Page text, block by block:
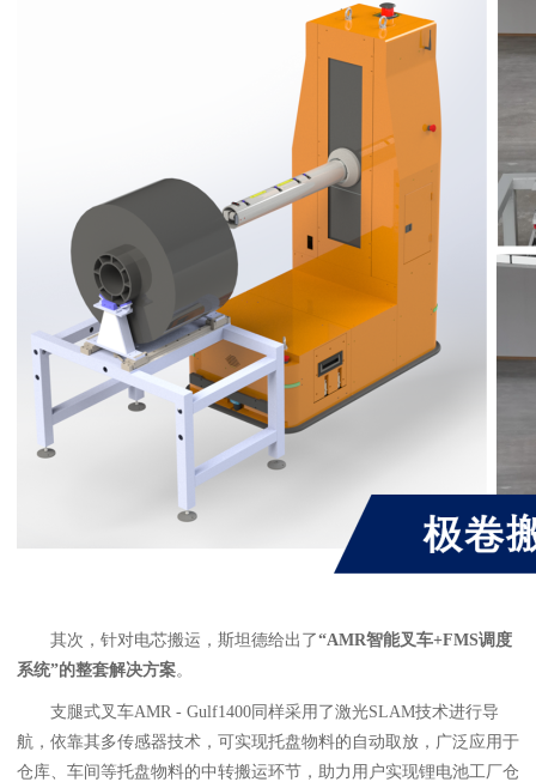
其次，针对电芯搬运，斯坦德给出了“AMR智能叉车+FMS调度
系统”的整套解决方案。
支腿式叉车AMR - Gulf1400同样采用了激光SLAM技术进行导
航，依靠其多传感器技术，可实现托盘物料的自动取放，广泛应用于
仓库、车间等托盘物料的中转搬运环节，助力用户实现锂电池工厂仓